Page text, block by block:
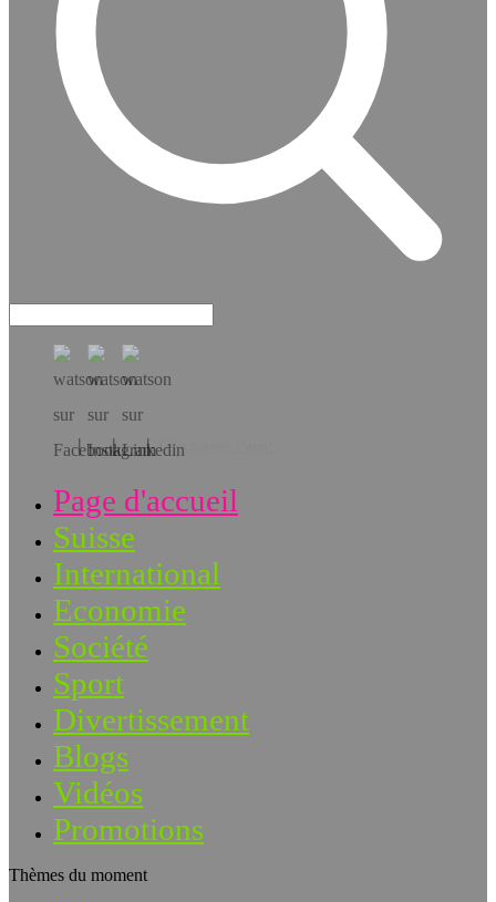
Téléchargez l’app!
Page d'accueil
Suisse
International
Economie
Société
Sport
Divertissement
Blogs
Vidéos
Promotions
Thèmes du moment